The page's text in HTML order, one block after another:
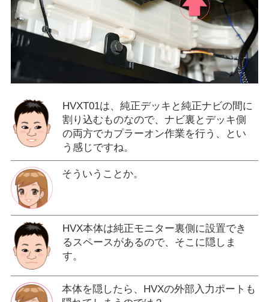
HVXT01は、純正デッキと純正ナビの間に
割り込むものなので、ナビ裏とデッキ側
の両方でカプラーオン作業を行う、とい
う感じですね。
そういうことか。
HVX本体は純正モニター裏側に設置でき
るスペースがあるので、そこに隠しま
す。
本体を隠したら、HVXの外部入力ポートも